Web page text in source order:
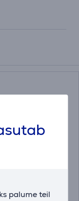
palume teil